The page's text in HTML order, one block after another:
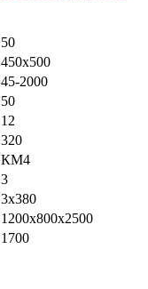
50
450x500
45-2000
50
12
320
КМ4
3
3x380
1200x800x2500
1700